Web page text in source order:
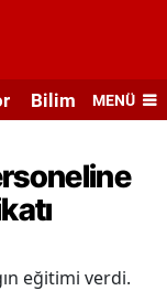
Bilim veMENÜ
eğitimi verdi.